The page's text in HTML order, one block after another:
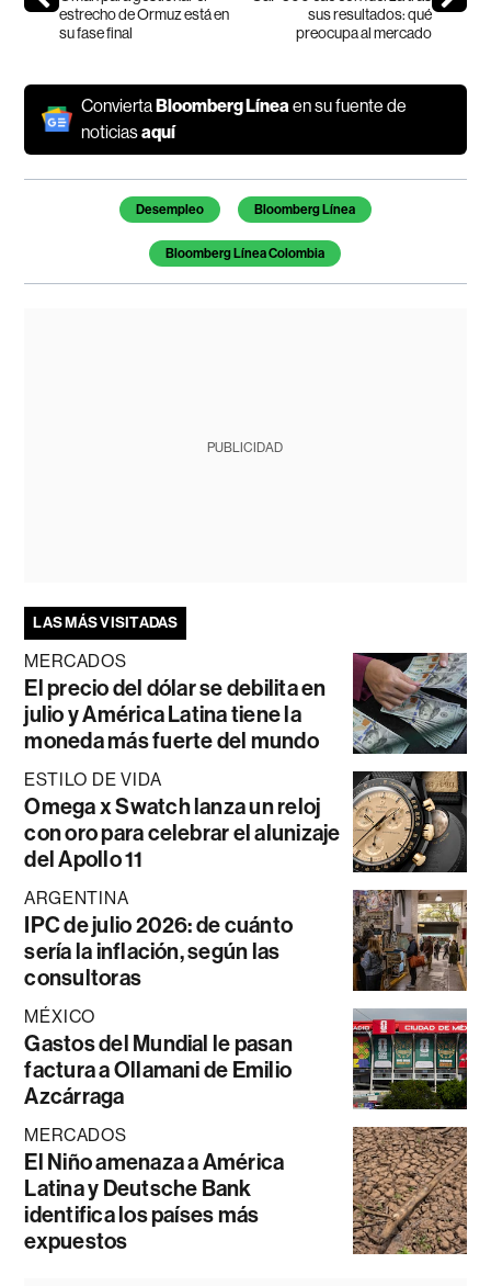
estrecho de Ormuz está en
su fase final
sus resultados: qué
preocupa al mercado
ConviertaBloomberg Línea en su fuente de
noticiasaquí
Temas de este artículo
Desempleo Bloomberg Línea
Bloomberg Línea Colombia
PUBLICIDAD
LAS MÁS VISITADAS
MERCADOS
El precio del dólar se debilita en
julio y América Latina tiene la
moneda más fuerte del mundo
ESTILO DE VIDA
Omega x Swatch lanza un reloj
con oro para celebrar el alunizaje
del Apollo 11
ARGENTINA
IPC de julio 2026: de cuánto
sería la inflación, según las
consultoras
MÉXICO
Gastos del Mundial le pasan
factura a Ollamani de Emilio
Azcárraga
MERCADOS
El Niño amenaza a América
Latina y Deutsche Bank
identifica los países más
expuestos